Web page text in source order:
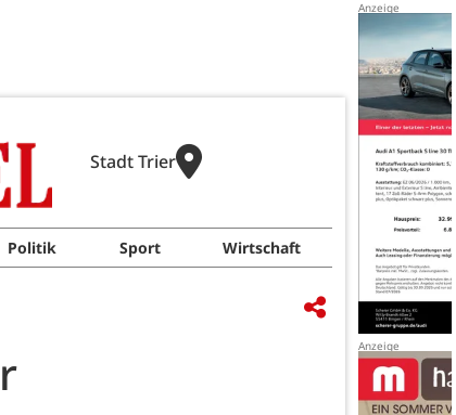
Stadt Trier
Politik Sport Wirtschaft